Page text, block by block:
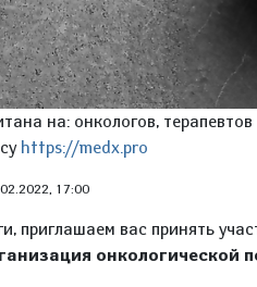
на: онкологов, терапевтов
https://medx.pro
17:00
приглашаем вас принять
онкологической